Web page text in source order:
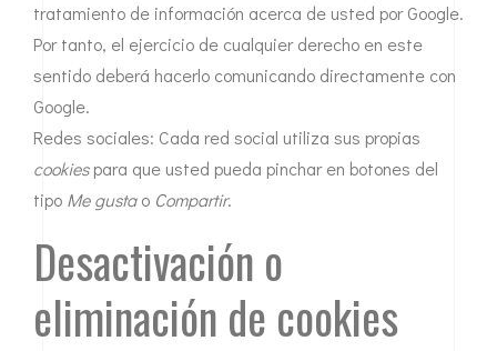
tratamiento de información acerca de usted por Google.
Por tanto, el ejercicio de cualquier derecho en este
sentido deberá hacerlo comunicando directamente con
Google.
Redes sociales: Cada red social utiliza sus propias
cookiespara que usted pueda pinchar en botones del
tipo Me gustao Compartir.
Desactivación o
eliminación de cookies